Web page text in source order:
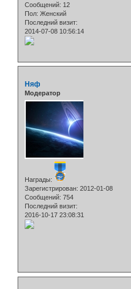
Сообщений: 12
Пол: Женский
Последний визит:
2014-07-08 10:56:14
Няф
Модератор
Награды:
Зарегистрирован: 2012-01-08
Сообщений: 754
Последний визит:
2016-10-17 23:08:31